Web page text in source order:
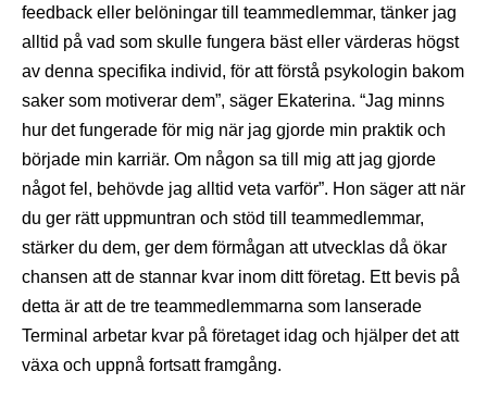
feedback eller belöningar till teammedlemmar, tänker jag
alltid på vad som skulle fungera bäst eller värderas högst
av denna specifika individ, för att förstå psykologin bakom
saker som motiverar dem”, säger Ekaterina. “Jag minns
hur det fungerade för mig när jag gjorde min praktik och
började min karriär. Om någon sa till mig att jag gjorde
något fel, behövde jag alltid veta varför”. Hon säger att när
du ger rätt uppmuntran och stöd till teammedlemmar,
stärker du dem, ger dem förmågan att utvecklas då ökar
chansen att de stannar kvar inom ditt företag. Ett bevis på
detta är att de tre teammedlemmarna som lanserade
Terminal arbetar kvar på företaget idag och hjälper det att
växa och uppnå fortsatt framgång.